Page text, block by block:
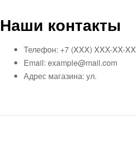
Наши контакты
Телефон: +7 (XXX) XXX-XX-XX
Email: example@mail.com
Адрес магазина: ул.